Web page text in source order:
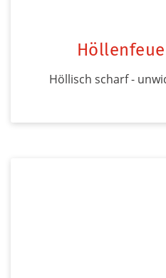
Höllisch scharf -